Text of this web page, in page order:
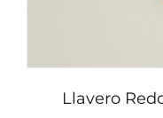
Llavero